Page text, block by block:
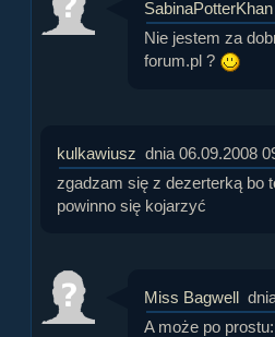
SabinaPotterKhan
Nie jestem za
forum.pl ?
kulkawiusz dnia 06.09.2008
zgadzam się z dezerterką bo
powinno się kojarzyć
Miss Bagwell
A może po prostu: